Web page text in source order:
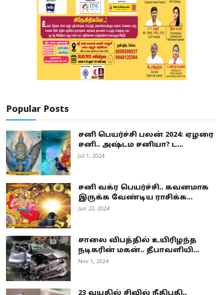
Popular Posts
சனி பெயர்ச்சி பலன் 2024: ஏழரை
சனி.. அஷ்டம சனியா? ட...
Jul 1, 2024
சனி வக்ர பெயர்ச்சி.. கவனமாக
இருக்க வேண்டிய ராசிக்க...
Jun 22, 2024
சாலை விபத்தில் உயிரிழந்த
நடிகரின் மகன்.. தீபாவளியி...
Nov 1, 2024